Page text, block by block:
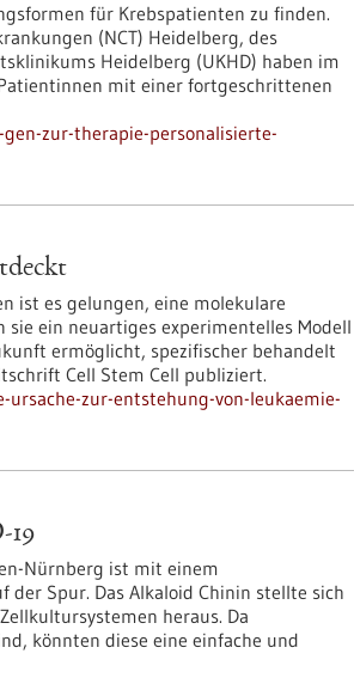
für Krebspatienten zu finden.
(NCT) Heidelberg, des
Heidelberg (UKHD) haben im
mit einer fortgeschrittenen
zur-therapie-personalisierte-
ist es gelungen, eine molekulare
ein neuartiges experimentelles Modell
ermöglicht, spezifischer behandelt
Cell Stem Cell publiziert.
zur-entstehung-von-leukaemie-
19
Nürnberg ist mit einem
der Spur. Das Alkaloid Chinin stellte sich
heraus. Da
könnten diese eine einfache und